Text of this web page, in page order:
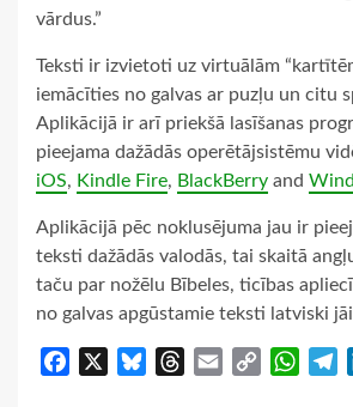
vārdus.”
Teksti ir izvietoti uz virtuālām
iemācīties no galvas ar puzļu un citu
Aplikācijā ir arī priekšā lasīšanas
pieejama dažādās operētājsistēmu
iOS, Kindle Fire, BlackBerry and
Aplikācijā pēc noklusējuma jau ir
teksti dažādās valodās, tai skaitā
taču par nožēlu Bībeles, ticības
no galvas apgūstamie teksti latviski
Facebook BlueskyThreads
Email
Copy